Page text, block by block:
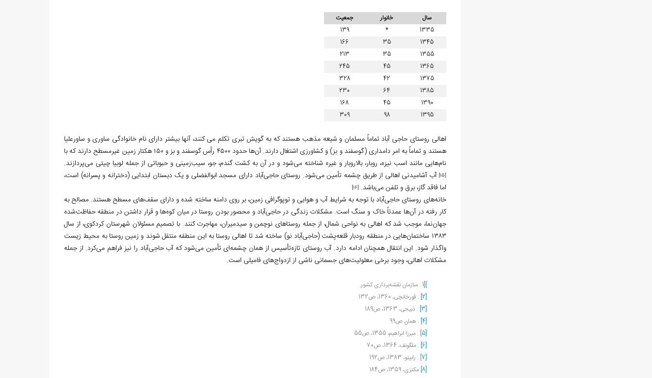
سال خانوار
جمعیت
1335
*
139
1345
35
166
1355
35
213
1365
45
245
1375
42
328
1385
64
230
1390
45
168
1395
98
309
اهالی روستای حاجی آباد تماماً مسلمان و شیعه مذهب هستند که به گویش تبری تکلم می کنند، آنها بیشتر دارای نام خانوادگی ساوری و ساورعلیا
هستند و تماماً به امر دامداری (گوسفند و بز) و کشاورزی اشتغال دارند. آن‌ها حدود ۴۵۰۰ رأس گوسفند و بز و ۱۵۰ هکتار زمین غیرمسطح دارند که با
نام‌هایی مانند اسب نیزه، روبار، بالاروبار و غیره شناخته می‌شود و در آن به کشت گندم، جو، سیب‌زمینی و حبوباتی از جمله لوبیا چیتی می‌پردازند.
[15]
آب آشامیدنی اهالی از طریق چشمه تأمین می‌شود. روستای حاجی‌آباد دارای مسجد ابوالفضلی و یک دبستان ابتدایی (دخترانه و پسرانه) است،
اما فاقد گاز، برق و تلفن می‌باشد. [16]
خانه‌های روستای حاجی‌آباد با توجه به شرایط آب و هوایی و توپوگرافی زمین، بر روی دامنه ساخته شده و دارای سقف‌های مسطح هستند. مصالح به
کار رفته در آن‌ها عمدتاً خاک و سنگ است. مشکلات زندگی در حاجی‌آباد و محصور بودن روستا در میان کوه‌ها و قرار داشتن در منطقه حفاظت‌شده
جهان‌نما، موجب شد که اهالی به نواحی شمال، از جمله روستاهای نوچمن و سیدمیران، مهاجرت کنند. با تصمیم مسئولان شهرستان کردکوی، از سال
۱۳۸۳ ساختمان‌هایی در منطقه رودبار قلعه‌پشت (حاجی‌آباد نو) ساخته شد تا اهالی روستا به این منطقه منتقل شوند و زمین روستا به محیط زیست
واگذار شود. این انتقال همچنان ادامه دارد. آب روستای تازه‌تأسیس از همان چشمه‌ای تأمین می‌شود که آب حاجی‌آباد را نیز فراهم می‌کرد. از جمله
مشکلات اهالی، وجود برخی معلولیت‌های جسمانی ناشی از ازدواج‌های فامیلی است.
[
1] . سازمان نقشه‌برداری کشور.
[2] . قورخانچی، 1360، ص132
[3] . ذبیحی، 1363، ص189
[4] . همان ص99
[5] . میرزا ابراهیم، 1355، ص55
[6] . ملگونف، 1364، ص70
[7] . رابینو، 1383، ص192
[8] مکنزی، 1359، ص184